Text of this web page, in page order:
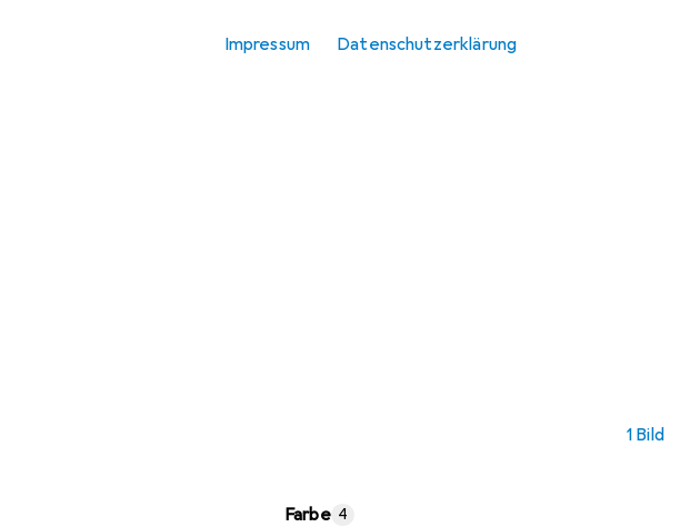
Impressum Datenschutzerklärung
1 Bild
Farbe 4